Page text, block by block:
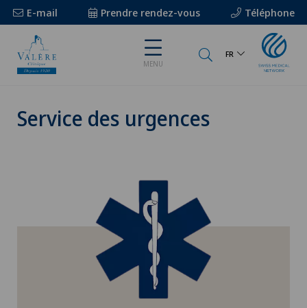
E-mail Prendre rendez-vous Téléphone
MENU
FR
Service des urgences